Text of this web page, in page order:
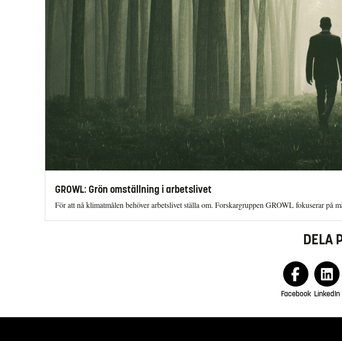
GROWL: Grön omställning i arbetslivet
För att nå klimatmålen behöver arbetslivet ställa om. Forskargruppen GROWL fokuserar på
DELA
Facebook LinkedIn